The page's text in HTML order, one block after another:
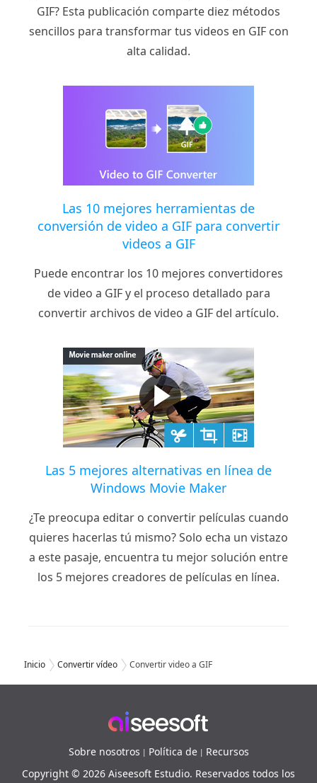
GIF? Esta publicación comparte diez métodos
sencillos para transformar tus videos en GIF con
alta calidad.
Las 10 mejores herramientas de
conversión de video a GIF para convertir
videos a GIF
Puede encontrar los 10 mejores convertidores
de video a GIF y el proceso detallado para
convertir archivos de video a GIF del artículo.
Las 5 mejores alternativas en línea de
Windows Movie Maker
¿Te preocupa editar o convertir películas cuando
quieres hacerlas tú mismo? Solo echa un vistazo
a este pasaje, encuentra tu mejor solución entre
los 5 mejores creadores de películas en línea.
Inicio Convertir vídeo Convertir video a GIF
Sobre nosotros | Política de| Recursos
Copyright © 2026 Aiseesoft Estudio. Reservados todos los